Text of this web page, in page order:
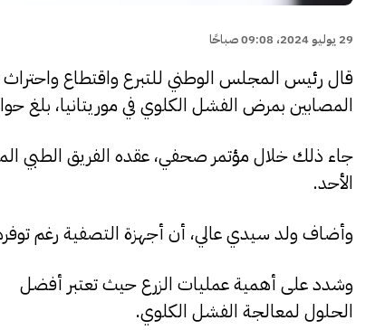
29 يوليو 2024، 09:08 صباحًا
قال رئيس المجلس الوطني للتبرع واقتطاع واحتراث
المصابين بمرض الفشل الكلوي في موريتانيا، بلغ حوالي 1200
جاء ذلك خلال مؤتمر صحفي، عقده الفريق الطبي
الأحد.
وأضاف ولد سيدي عالي، أن أجهزة التصفية رغم
وشدد على أهمية عمليات الزرع حيث تعتبر أفضل
الحلول لمعالجة الفشل الكلوي.